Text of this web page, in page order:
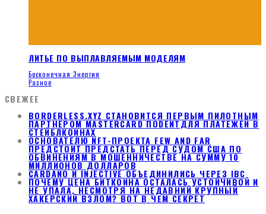
ЛИТЬЕ ПО ВЫПЛАВЛЯЕМЫМ МОДЕЛЯМ
Бесконечная Энергия
Разное
СВЕЖЕЕ
BORDERLESS.XYZ СТАНОВИТСЯ ПЕРВЫМ ПИЛОТНЫМ
ПАРТНЕРОМ MASTERCARD ПОDENTДЛЯ ПЛАТЕЖЕЙ В
СТЕЙБЛКОИНАХ
ОСНОВАТЕЛЮ NFT-ПРОЕКТА FEW AND FAR
ПРЕДСТОИТ ПРЕДСТАТЬ ПЕРЕД СУДОМ США ПО
ОБВИНЕНИЯМ В МОШЕННИЧЕСТВЕ НА СУММУ 10
МИЛЛИОНОВ ДОЛЛАРОВ
CARDANO И INJECTIVE ОБЪЕДИНИЛИСЬ ЧЕРЕЗ IBC
ПОЧЕМУ ЦЕНА БИТКОИНА ОСТАЛАСЬ УСТОЙЧИВОЙ И
НЕ УПАЛА, НЕСМОТРЯ НА НЕДАВНИЙ КРУПНЫЙ
ХАКЕРСКИЙ ВЗЛОМ? ВОТ В ЧЕМ СЕКРЕТ